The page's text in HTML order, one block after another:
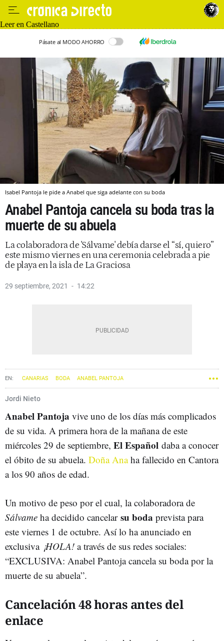
Leer en Castellano
Pásate al MODO AHORRO
Isabel Pantoja le pide a Anabel que siga adelante con su boda
Anabel Pantoja cancela su boda tras la
muerte de su abuela
La colaboradora de 'Sálvame' debía darse el “sí, quiero”
este mismo viernes en una ceremonia celebrada a pie
de playa en la isla de La Graciosa
29 septiembre, 2021 14:22
CANARIAS BODA ANABEL PANTOJA
Jordi Nieto
Anabel Pantoja vive uno de los días más complicados
de su vida. A primera hora de la mañana de este
miércoles 29 de septiembre, El Español daba a conocer
el óbito de su abuela. Doña Anaha fallecido en Cantora
a los 90 años de edad.
Un motivo de peso por el cual, la colaboradora de
Sálvame ha decidido cancelar su boda prevista para
este viernes 1 de octubre. Así lo ha anunciado en
exclusiva ¡HOLA! a través de sus redes sociales:
“EXCLUSIVA: Anabel Pantoja cancela su boda por la
muerte de su abuela”.
Cancelación 48 horas antes del
enlace